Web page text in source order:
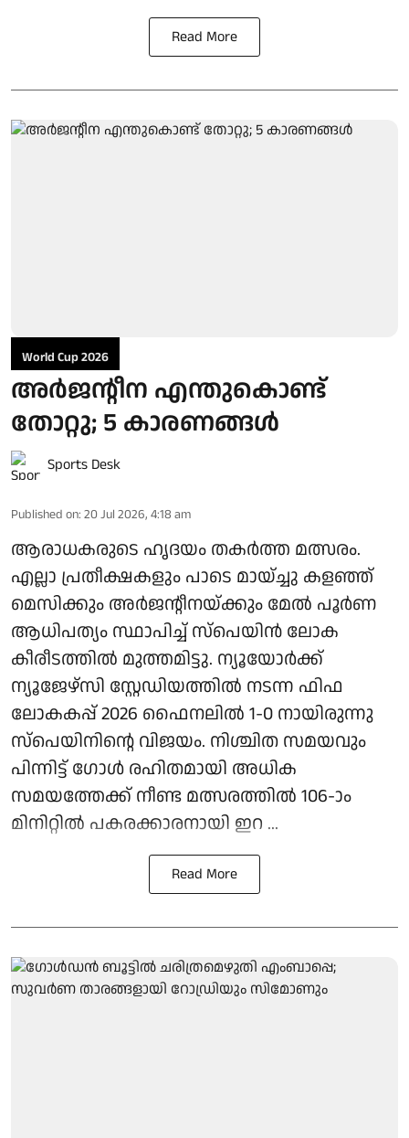
Read More
World Cup 2026
അര്‍ജന്റീന എന്തുകൊണ്ട്
തോറ്റു; 5 കാരണങ്ങള്‍
Sports Desk
Published on: 20 Jul 2026, 4:18 am
ആരാധകരുടെ ഹൃദയം തകര്‍ത്ത മത്സരം.
എല്ലാ പ്രതീക്ഷകളും പാടെ മായ്ച്ചു കളഞ്ഞ്
മെസിക്കും അര്‍ജന്റീനയ്ക്കും മേല്‍ പൂര്‍ണ
ആധിപത്യം സ്ഥാപിച്ച് സ്‌പെയിന്‍ ലോക
കീരീടത്തില്‍ മുത്തമിട്ടു. ന്യൂയോര്‍ക്ക്
ന്യൂജേഴ്സി സ്റ്റേഡിയത്തില്‍ നടന്ന ഫിഫ
ലോകകപ്പ് 2026 ഫൈനലില്‍ 1-0 നായിരുന്നു
സ്‌പെയിനിന്റെ വിജയം. നിശ്ചിത സമയവും
പിന്നിട്ട് ഗോള്‍ രഹിതമായി അധിക
സമയത്തേക്ക് നീണ്ട മത്സരത്തില്‍ 106-ാം
മിനിറ്റില്‍ പകരക്കാരനായി ഇറ ...
Read More